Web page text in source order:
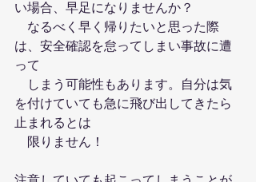
い場合、早足になりませんか？
なるべく早く帰りたいと思った際
は、安全確認を怠ってしまい事故に遭
って
しまう可能性もあります。自分は気
を付けていても急に飛び出してきたら
止まれるとは
限りません！